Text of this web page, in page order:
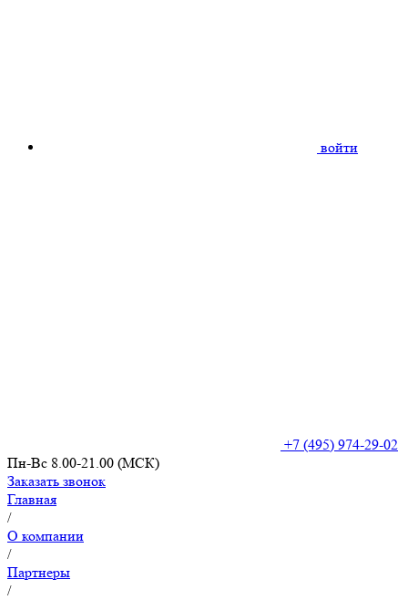
войти
+7 (495) 974-29-02
Пн-Вс 8.00-21.00 (МСК)
Заказать звонок
Главная
/
О компании
/
Партнеры
/